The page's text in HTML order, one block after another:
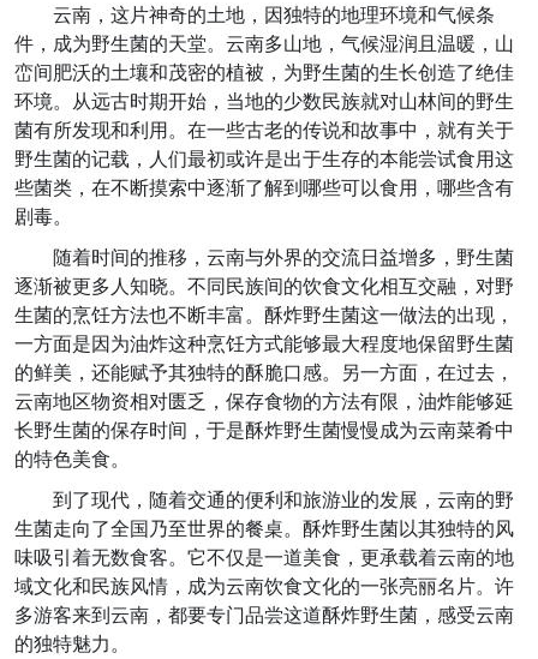
云南，这片神奇的土地，因独特的地理环境和气候条
件，成为野生菌的天堂。云南多山地，气候湿润且温暖，山
峦间肥沃的土壤和茂密的植被，为野生菌的生长创造了绝佳
环境。从远古时期开始，当地的少数民族就对山林间的野生
菌有所发现和利用。在一些古老的传说和故事中，就有关于
野生菌的记载，人们最初或许是出于生存的本能尝试食用这
些菌类，在不断摸索中逐渐了解到哪些可以食用，哪些含有
剧毒。
随着时间的推移，云南与外界的交流日益增多，野生菌
逐渐被更多人知晓。不同民族间的饮食文化相互交融，对野
生菌的烹饪方法也不断丰富。酥炸野生菌这一做法的出现，
一方面是因为油炸这种烹饪方式能够最大程度地保留野生菌
的鲜美，还能赋予其独特的酥脆口感。另一方面，在过去，
云南地区物资相对匮乏，保存食物的方法有限，油炸能够延
长野生菌的保存时间，于是酥炸野生菌慢慢成为云南菜肴中
的特色美食。
到了现代，随着交通的便利和旅游业的发展，云南的野
生菌走向了全国乃至世界的餐桌。酥炸野生菌以其独特的风
味吸引着无数食客。它不仅是一道美食，更承载着云南的地
域文化和民族风情，成为云南饮食文化的一张亮丽名片。许
多游客来到云南，都要专门品尝这道酥炸野生菌，感受云南
的独特魅力。